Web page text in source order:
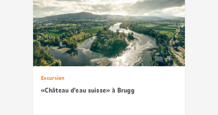
Excursion
«Château d’eau suisse» à Brugg